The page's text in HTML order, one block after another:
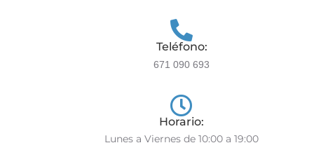
Teléfono:
671 090 693
Horario:
Lunes a Viernes de 10:00 a 19:00